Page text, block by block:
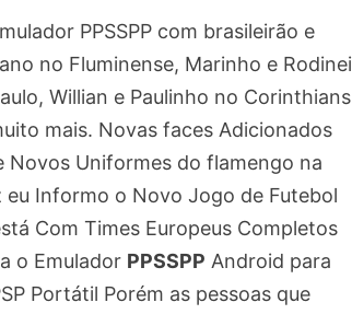
PPSSPP com brasileirão e
no Fluminense, Marinho e Rodinei
Willian e Paulinho no Corinthians
mais. Novas faces Adicionados
Novos Uniformes do flamengo na
Informo o Novo Jogo de Futebol
Com Times Europeus Completos
o Emulador PPSSPP Android para
Portátil Porém as pessoas que